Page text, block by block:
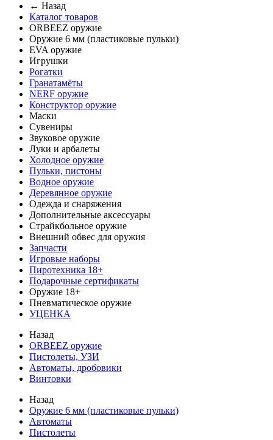
← Назад
Каталог товаров
ORBEEZ оружие
Оружие 6 мм (пластиковые пульки)
EVA оружие
Игрушки
Рогатки
Гранатамёты
NERF оружие
Конструктор оружие
Маски
Сувениры
Звуковое оружие
Луки и арбалеты
Холодное оружие
Пульки, пистоны
Водное оружие
Деревянное оружие
Одежда и снаряжения
Дополнительные аксессуары
Страйкбольное оружие
Внешний обвес для оружия
Запчасти
Игровые наборы
Пиротехника 18+
Подарочные сертификаты
Оружие 18+
Пневматическое оружие
УЦЕНКА
Назад
ORBEEZ оружие
Пистолеты, УЗИ
Автоматы, дробовики
Винтовки
Назад
Оружие 6 мм (пластиковые пульки)
Автоматы
Пистолеты